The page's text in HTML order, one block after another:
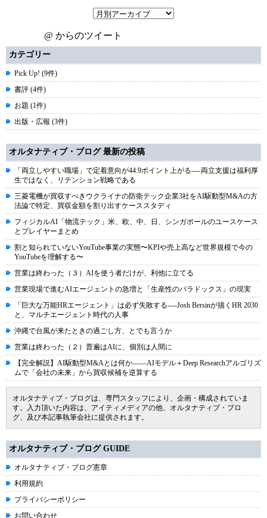
@ からのツイート
カテゴリー
Pick Up! (9件)
書評 (4件)
お題 (1件)
出版・広報 (3件)
オルタナティブ・ブログ 最新の投稿
「両立しやすい職場」で定着意向が44.9ポイント上がる----両立支援は福利厚
生ではなく、リテンション戦略である
三菱電機が買収すべきウクライナの防衛テック企業3社をAI駆動型M&Aの方
法論で特定、買収金額を割り出すケーススタディ
フィジカルAI「物流テック」米、欧、中、日、シンガポールのユースケース
とプレイヤーまとめ
割と知られていないYouTube事業の実態〜KPIや売上高など世界規模で今の
YouTubeを理解する〜
営業は終わった（３）AIを使う者だけが、利他に立てる
営業現場で進むAIエージェントの急増と「生産性のパラドックス」の現実
「巨大な万能HRエージェント」は必ず失敗する----Josh Bersinが描くHR 2030
と、マルチエージェント時代の人事
沖縄で台風が来たときの過ごし方、とでも言うか
営業は終わった（２）普遍はAIに、個別は人間に
【完全解説】AI駆動型M&Aとは何か――AIモデル＋Deep Researchアルゴリズ
ムで「会社の未来」から買収候補を逆算する
オルタナティブ・ブログは、専門スタッフにより、企画・構成されていま
す。入力頂いた内容は、アイティメディアの他、オルタナティブ・ブロ
グ、及び本記事執筆会社に提供されます。
オルタナティブ・ブログ GUIDE
オルタナティブ・ブログ憲章
利用規約
プライバシーポリシー
お問い合わせ